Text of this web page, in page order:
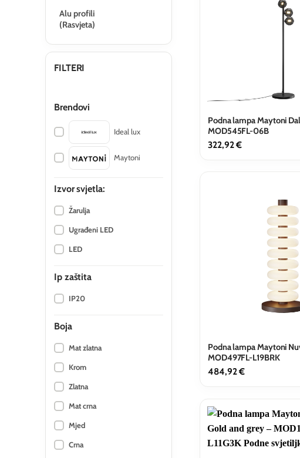
Alu profili
(Rasvjeta)
FILTERI
Brendovi
Ideal lux
Maytoni
Izvor svjetla
Žarulja
Ugrađeni LED
LED
Ip zaštita
IP20
Boja
Mat zlatna
Krom
Zlatna
Mat crna
Mjed
Crna
Podna lampa Maytoni
MOD545FL-06B
322,92€
Podna lampa Maytoni
MOD497FL-L19BRK
484,92€